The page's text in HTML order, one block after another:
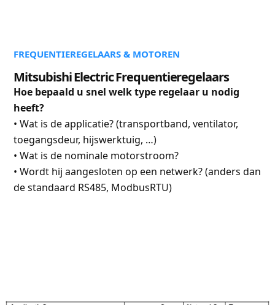
FREQUENTIEREGELAARS & MOTOREN
Mitsubishi Electric Frequentieregelaars
Hoe bepaald u snel welk type regelaar u nodig
heeft?
• Wat is de applicatie? (transportband, ventilator,
toegangsdeur, hijswerktuig, …)
• Wat is de nominale motorstroom?
• Wordt hij aangesloten op een netwerk? (anders dan
de standaard RS485, ModbusRTU)